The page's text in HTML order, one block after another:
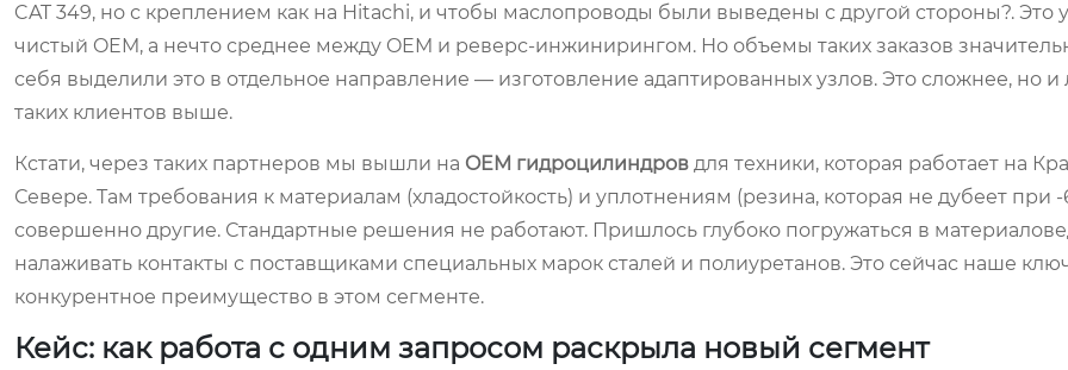
CAT 349, но с креплением как на Hitachi, и чтобы маслопроводы были выведены с другой стороны?. Это
чистый OEM, а нечто среднее между OEM и реверс-инжинирингом. Но объемы таких заказов
себя выделили это в отдельное направление — изготовление адаптированных узлов. Это сложнее, но и
таких клиентов выше.
Кстати, через таких партнеров мы вышли на OEM гидроцилиндров для техники, которая работает на
Севере. Там требования к материалам (хладостойкость) и уплотнениям (резина, которая не дубеет при -
совершенно другие. Стандартные решения не работают. Пришлось глубоко погружаться в
налаживать контакты с поставщиками специальных марок сталей и полиуретанов. Это сейчас наше
конкурентное преимущество в этом сегменте.
Кейс: как работа с одним запросом раскрыла новый сегмент